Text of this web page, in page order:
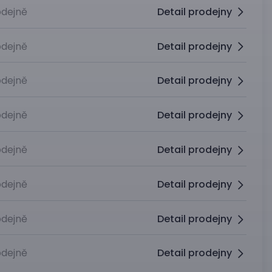
Detail prodejny
Detail prodejny
Detail prodejny
Detail prodejny
Detail prodejny
Detail prodejny
Detail prodejny
Detail prodejny